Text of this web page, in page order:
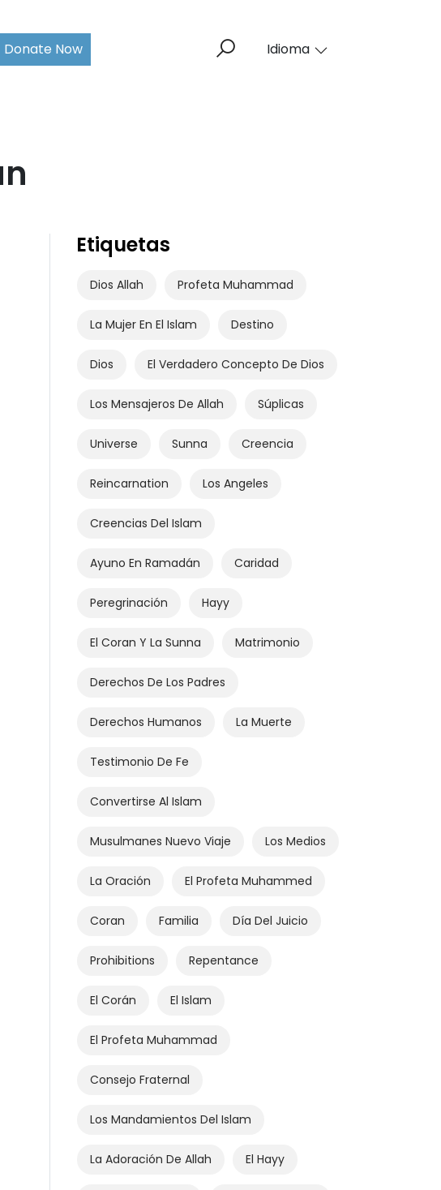
Donate Now Idioma
Etiquetas
Dios Allah Profeta Muhammad
La Mujer En El Islam Destino
Dios El Verdadero Concepto De Dios
Los Mensajeros De Allah Súplicas
Universe Sunna Creencia
Reincarnation Los Angeles
Creencias Del Islam
Ayuno En Ramadán Caridad
Peregrinación Hayy
El Coran Y La Sunna Matrimonio
Derechos De Los Padres
Derechos Humanos La Muerte
Testimonio De Fe
Convertirse Al Islam
Musulmanes Nuevo Viaje Los Medios
La Oración El Profeta Muhammed
Coran Familia Día Del Juicio
Prohibitions Repentance
El Corán El Islam
El Profeta Muhammad
Consejo Fraternal
Los Mandamientos Del Islam
La Adoración De Allah El Hayy